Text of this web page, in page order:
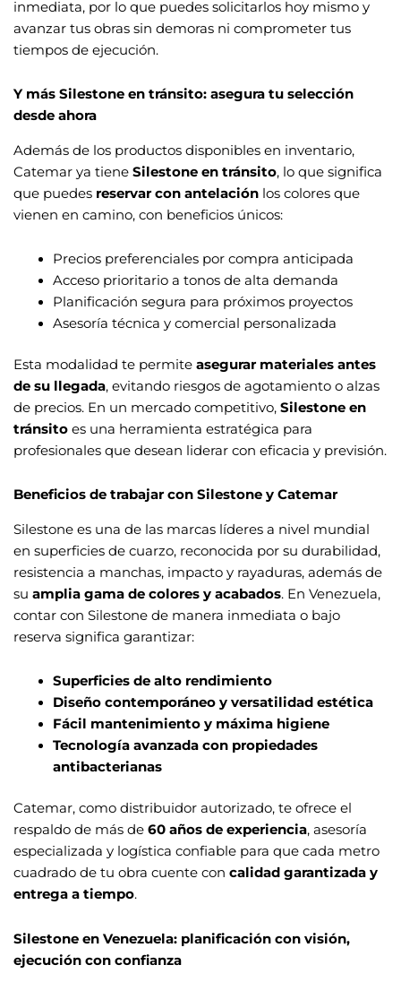
inmediata, por lo que puedes solicitarlos hoy mismo y
avanzar tus obras sin demoras ni comprometer tus
tiempos de ejecución.
Y más Silestone en tránsito: asegura tu selección
desde ahora
Además de los productos disponibles en inventario,
Catemar ya tiene Silestone en tránsito, lo que significa
que puedes reservar con antelación los colores que
vienen en camino, con beneficios únicos:
Precios preferenciales por compra anticipada
Acceso prioritario a tonos de alta demanda
Planificación segura para próximos proyectos
Asesoría técnica y comercial personalizada
Esta modalidad te permite asegurar materiales antes
de su llegada, evitando riesgos de agotamiento o alzas
de precios. En un mercado competitivo, Silestone en
tránsito es una herramienta estratégica para
profesionales que desean liderar con eficacia y previsión.
Beneficios de trabajar con Silestone y Catemar
Silestone es una de las marcas líderes a nivel mundial
en superficies de cuarzo, reconocida por su durabilidad,
resistencia a manchas, impacto y rayaduras, además de
su amplia gama de colores y acabados. En Venezuela,
contar con Silestone de manera inmediata o bajo
reserva significa garantizar:
Superficies de alto rendimiento
Diseño contemporáneo y versatilidad estética
Fácil mantenimiento y máxima higiene
Tecnología avanzada con propiedades
antibacterianas
Catemar, como distribuidor autorizado, te ofrece el
respaldo de más de 60 años de experiencia, asesoría
especializada y logística confiable para que cada metro
cuadrado de tu obra cuente con calidad garantizada y
entrega a tiempo.
Silestone en Venezuela: planificación con visión,
ejecución con confianza